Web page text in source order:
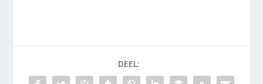
DEEL: